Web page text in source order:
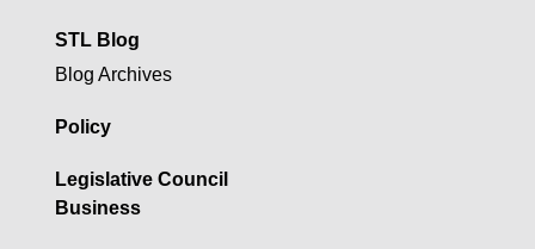
STL Blog
Blog Archives
Policy
Legislative Council
Business